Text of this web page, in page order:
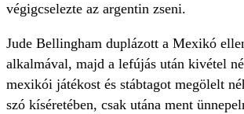
végigcselezte az argentin zseni.
Jude Bellingham duplázott a Mexikó
alkalmával, majd a lefújás után kivétel
mexikói játékost és stábtagot megölelt
szó kíséretében, csak utána ment